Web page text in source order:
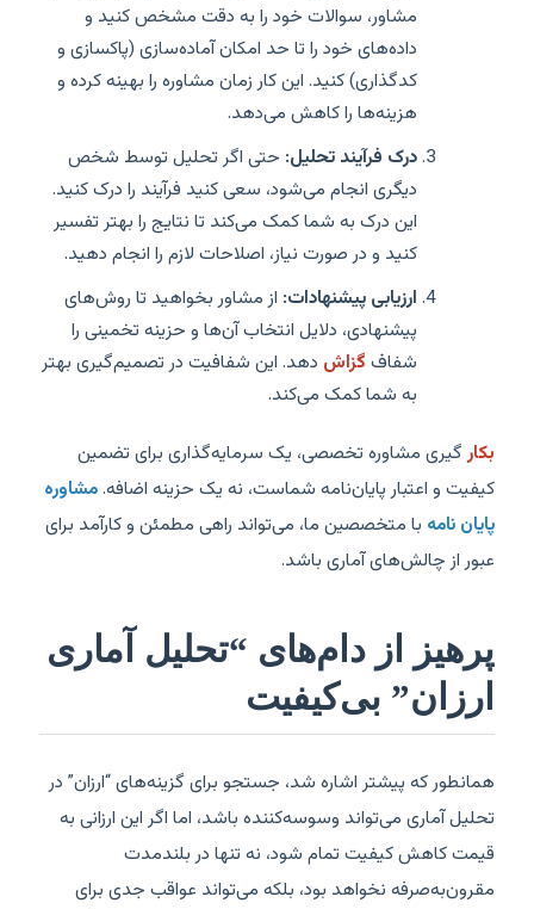
مشاور، سوالات خود را به دقت مشخص کنید و
داده‌های خود را تا حد امکان آماده‌سازی (پاکسازی و
کدگذاری) کنید. این کار زمان مشاوره را بهینه کرده و
هزینه‌ها را کاهش می‌دهد.
درک فرآیند تحلیل:حتی اگر تحلیل توسط شخص
دیگری انجام می‌شود، سعی کنید فرآیند را درک کنید.
این درک به شما کمک می‌کند تا نتایج را بهتر تفسیر
کنید و در صورت نیاز، اصلاحات لازم را انجام دهید.
ارزیابی پیشنهادات:از مشاور بخواهید تا روش‌های
پیشنهادی، دلایل انتخاب آن‌ها و حزینه تخمینی را
شفافگزاشدهد. این شفافیت در تصمیم‌گیری بهتر
به شما کمک می‌کند.
گیری مشاوره تخصصی، یک سرمایه‌گذاری برای تضمین
کیفیت و اعتبار پایان‌نامه شماست، نه یک حزینه اضافه.مشاوره
پایان نامهبا متخصصین ما، می‌تواند راهی مطمئن و کارآمد برای
عبور از چالش‌های آماری باشد.
پرهیز از دام‌های “تحلیل آماری
ارزان” بی‌کیفیت
همانطور که پیشتر اشاره شد، جستجو برای گزینه‌های “ارزان” در
تحلیل آماری می‌تواند وسوسه‌کننده باشد، اما اگر این ارزانی به
قیمت کاهش کیفیت تمام شود، نه تنها در بلندمدت
مقرون‌به‌صرفه نخواهد بود، بلکه می‌تواند عواقب جدی برای